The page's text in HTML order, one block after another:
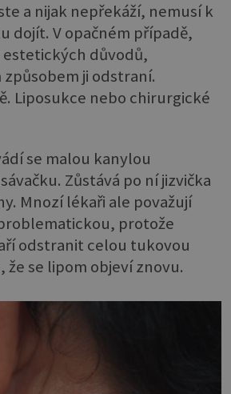
a nijak nepřekáží, nemusí k
dojít. V opačném případě,
estetických důvodů,
ji odstraní.
Liposukce nebo chirurgické
se malou kanylou
Zůstává po ní jizvička
Mnozí lékaři ale považují
protože
odstranit celou tukovou
se lipom objeví znovu.